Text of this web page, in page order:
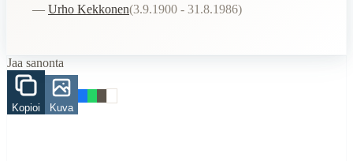
When to Use This Content
Understanding Finnish cultural wisdom
Learning Finnish language through proverbs
Finding quotes for speeches or writing
— Urho Kekkonen(3.9.1900 - 31.8.1986)
Jaa sanonta
Kopioi Kuva